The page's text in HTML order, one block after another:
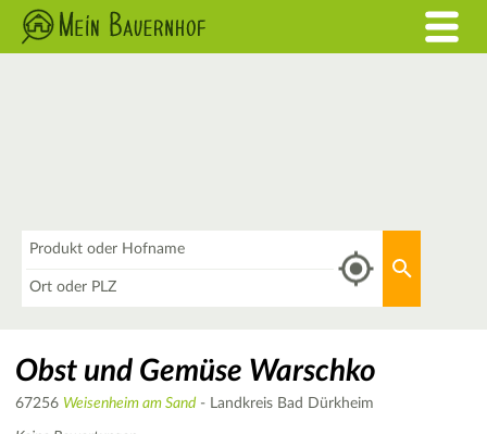
Obst und Gemüse Warschko
67256 Weisenheim am Sand - Landkreis Bad Dürkheim